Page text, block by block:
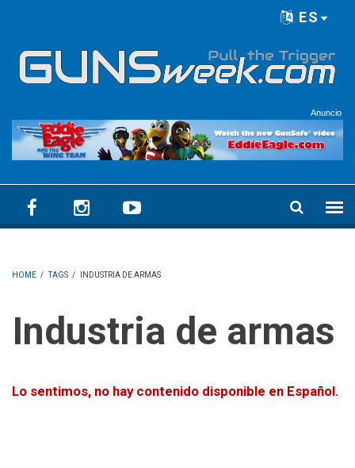
ES
Anuncio
HOME / TAGS / INDUSTRIA DE ARMAS
Industria de armas
Lo sentimos, no hay contenido disponible en Español.